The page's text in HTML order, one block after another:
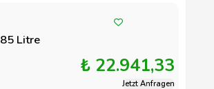
Litre
₺ 22.941,33
Jetzt Anfragen